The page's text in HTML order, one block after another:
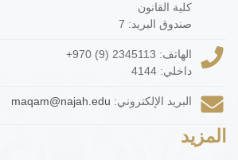
كلية القانون
صندوق البريد: 7
الهاتف: +970 (9) 2345113
داخلي: 4144
البريد الإلكتروني: maqam@najah.edu
المزيد